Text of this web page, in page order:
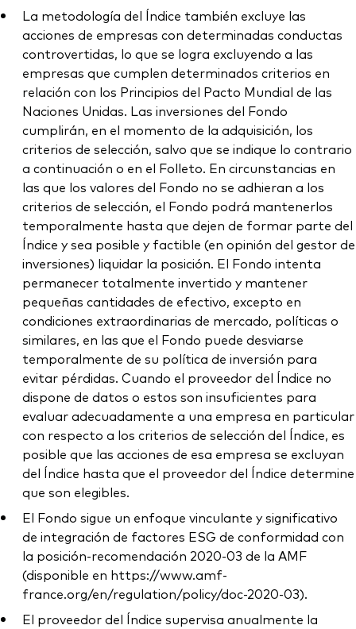
La metodología del Índice también excluye las
acciones de empresas con determinadas conductas
controvertidas, lo que se logra excluyendo a las
empresas que cumplen determinados criterios en
relación con los Principios del Pacto Mundial de las
Naciones Unidas. Las inversiones del Fondo
cumplirán, en el momento de la adquisición, los
criterios de selección, salvo que se indique lo contrario
a continuación o en el Folleto. En circunstancias en
las que los valores del Fondo no se adhieran a los
criterios de selección, el Fondo podrá mantenerlos
temporalmente hasta que dejen de formar parte del
Índice y sea posible y factible (en opinión del gestor de
inversiones) liquidar la posición. El Fondo intenta
permanecer totalmente invertido y mantener
pequeñas cantidades de efectivo, excepto en
condiciones extraordinarias de mercado, políticas o
similares, en las que el Fondo puede desviarse
temporalmente de su política de inversión para
evitar pérdidas. Cuando el proveedor del Índice no
dispone de datos o estos son insuficientes para
evaluar adecuadamente a una empresa en particular
con respecto a los criterios de selección del Índice, es
posible que las acciones de esa empresa se excluyan
del Índice hasta que el proveedor del Índice determine
que son elegibles.
El Fondo sigue un enfoque vinculante y significativo
de integración de factores ESG de conformidad con
la posición-recomendación 2020-03 de la AMF
(disponible en https://www.amf-
france.org/en/regulation/policy/doc-2020-03).
El proveedor del Índice supervisa anualmente la